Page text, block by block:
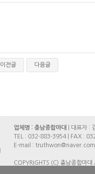
이전글 다음글
업체명 : 충남종합마대
| 대표자 :
TEL : 032-883-3954| FAX :
E-mail : truthwon@naver.com
COPYRIGHTS (C) 충남종합마대